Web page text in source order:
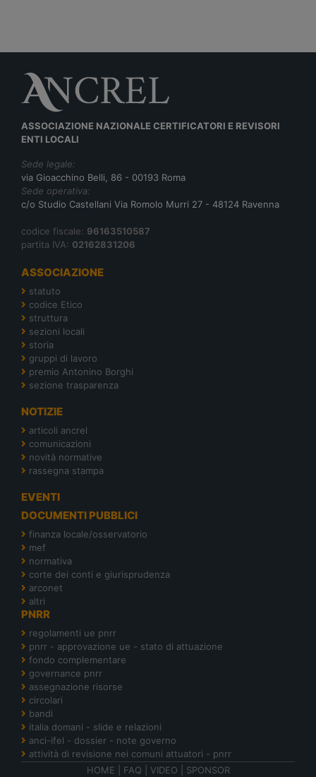
ASSOCIAZIONE NAZIONALE CERTIFICATORI E REVISORI
ENTI LOCALI
Sede legale:
via Gioacchino Belli, 86 - 00193 Roma
Sede operativa:
c/o Studio Castellani Via Romolo Murri 27 - 48124 Ravenna
codice fiscale: 96163510587
partita IVA: 02162831206
ASSOCIAZIONE
statuto
codice Etico
struttura
sezioni locali
storia
gruppi di lavoro
premio Antonino Borghi
sezione trasparenza
NOTIZIE
articoli ancrel
comunicazioni
novità normative
rassegna stampa
EVENTI
DOCUMENTI PUBBLICI
finanza locale/osservatorio
mef
normativa
corte dei conti e giurisprudenza
arconet
altri
PNRR
regolamenti ue pnrr
pnrr - approvazione ue - stato di attuazione
fondo complementare
governance pnrr
assegnazione risorse
circolari
bandi
italia domani - slide e relazioni
anci-ifel - dossier - note governo
attività di revisione nei comuni attuatori - pnrr
HOME
FAQ VIDEO SPONSOR